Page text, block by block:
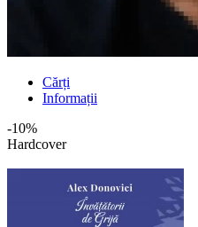
Cărți
Informații
-10%
Hardcover